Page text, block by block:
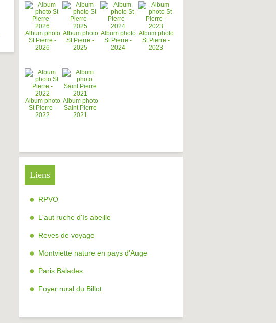
Album photo
St Pierre -
2026
Album photo
St Pierre -
2025
Album photo
St Pierre -
2024
Album photo
St Pierre -
2023
Album photo
St Pierre -
2022
Album photo
Saint Pierre
2021
Liens
RPVO
L'aut ruche d'Is abeille
Reves de voyage
Montviette nature en pays d'Auge
Paris Balades
Foyer rural du Billot